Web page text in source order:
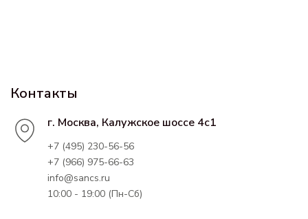
Контакты
г. Москва, Калужское шоссе 4с1
+7 (495) 230-56-56
+7 (966) 975-66-63
info@sancs.ru
10:00 - 19:00 (Пн-Сб)